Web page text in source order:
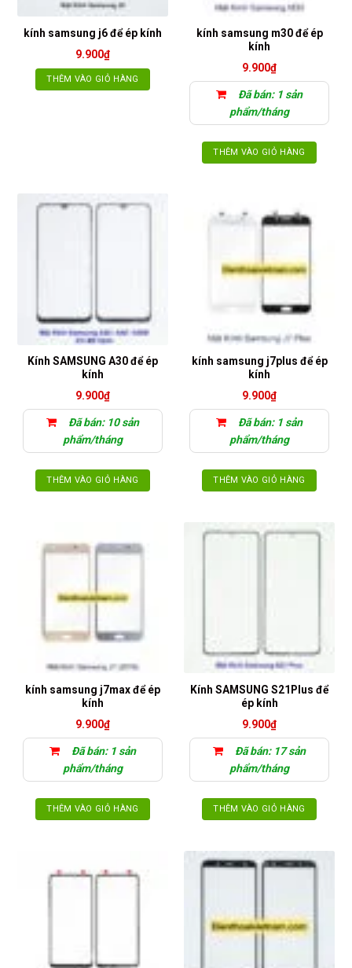
kính samsung j6 để ép kính
9.900₫
THÊM VÀO GIỎ HÀNG
kính samsung m30 để ép
kính
9.900₫
Đã bán: 1 sản
phẩm/tháng
THÊM VÀO GIỎ HÀNG
Kính SAMSUNG A30 để ép
kính
9.900₫
Đã bán: 10 sản
phẩm/tháng
THÊM VÀO GIỎ HÀNG
kính samsung j7plus để ép
kính
9.900₫
Đã bán: 1 sản
phẩm/tháng
THÊM VÀO GIỎ HÀNG
kính samsung j7max để ép
kính
9.900₫
Đã bán: 1 sản
phẩm/tháng
THÊM VÀO GIỎ HÀNG
Kính SAMSUNG S21Plus để
ép kính
9.900₫
Đã bán: 17 sản
phẩm/tháng
THÊM VÀO GIỎ HÀNG